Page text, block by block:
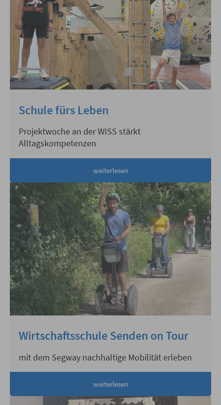
Schule fürs Leben
Projektwoche an der WISS stärkt
Alltagskompetenzen
weiterlesen
Wirtschaftsschule Senden on Tour
mit dem Segway nachhaltige Mobilität erleben
weiterlesen